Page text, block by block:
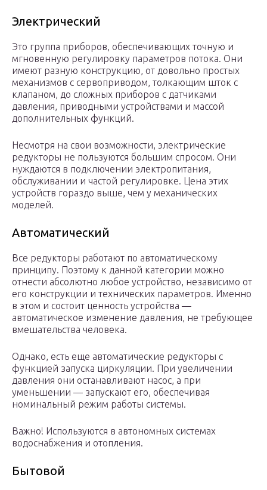
Электрический
Это группа приборов, обеспечивающих точную и
мгновенную регулировку параметров потока. Они
имеют разную конструкцию, от довольно простых
механизмов с сервоприводом, толкающим шток с
клапаном, до сложных приборов с датчиками
давления, приводными устройствами и массой
дополнительных функций.
Несмотря на свои возможности, электрические
редукторы не пользуются большим спросом. Они
нуждаются в подключении электропитания,
обслуживании и частой регулировке. Цена этих
устройств гораздо выше, чем у механических
моделей.
Автоматический
Все редукторы работают по автоматическому
принципу. Поэтому к данной категории можно
отнести абсолютно любое устройство, независимо от
его конструкции и технических параметров. Именно
в этом и состоит ценность устройства —
автоматическое изменение давления, не требующее
вмешательства человека.
Однако, есть еще автоматические редукторы с
функцией запуска циркуляции. При увеличении
давления они останавливают насос, а при
уменьшении — запускают его, обеспечивая
номинальный режим работы системы.
Важно! Используются в автономных системах
водоснабжения и отопления.
Бытовой